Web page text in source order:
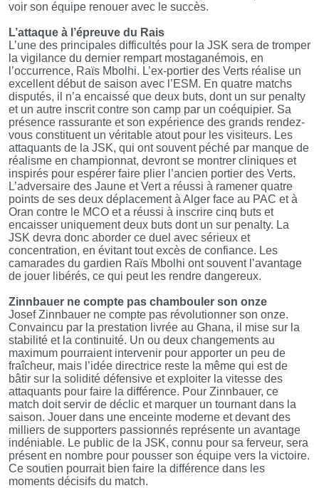
voir son équipe renouer avec le succès.
L’attaque à l’épreuve du Rais
L’une des principales difficultés pour la JSK sera de tromper
la vigilance du dernier rempart mostaganémois, en
l’occurrence, Raïs Mbolhi. L’ex-portier des Verts réalise un
excellent début de saison avec l’ESM. En quatre matchs
disputés, il n’a encaissé que deux buts, dont un sur penalty
et un autre inscrit contre son camp par un coéquipier. Sa
présence rassurante et son expérience des grands rendez-
vous constituent un véritable atout pour les visiteurs. Les
attaquants de la JSK, qui ont souvent péché par manque de
réalisme en championnat, devront se montrer cliniques et
inspirés pour espérer faire plier l’ancien portier des Verts.
L’adversaire des Jaune et Vert a réussi à ramener quatre
points de ses deux déplacement à Alger face au PAC et à
Oran contre le MCO et a réussi à inscrire cinq buts et
encaisser uniquement deux buts dont un sur penalty. La
JSK devra donc aborder ce duel avec sérieux et
concentration, en évitant tout excès de confiance. Les
camarades du gardien Raïs Mbolhi ont souvent l’avantage
de jouer libérés, ce qui peut les rendre dangereux.
Zinnbauer ne compte pas chambouler son onze
Josef Zinnbauer ne compte pas révolutionner son onze.
Convaincu par la prestation livrée au Ghana, il mise sur la
stabilité et la continuité. Un ou deux changements au
maximum pourraient intervenir pour apporter un peu de
fraîcheur, mais l’idée directrice reste la même qui est de
bâtir sur la solidité défensive et exploiter la vitesse des
attaquants pour faire la différence. Pour Zinnbauer, ce
match doit servir de déclic et marquer un tournant dans la
saison. Jouer dans une enceinte moderne et devant des
milliers de supporters passionnés représente un avantage
indéniable. Le public de la JSK, connu pour sa ferveur, sera
présent en nombre pour pousser son équipe vers la victoire.
Ce soutien pourrait bien faire la différence dans les
moments décisifs du match.